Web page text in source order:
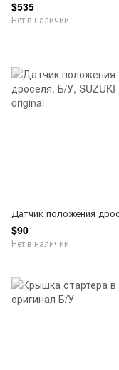
$535
Нет в наличии
Датчик положения
$90
Нет в наличии